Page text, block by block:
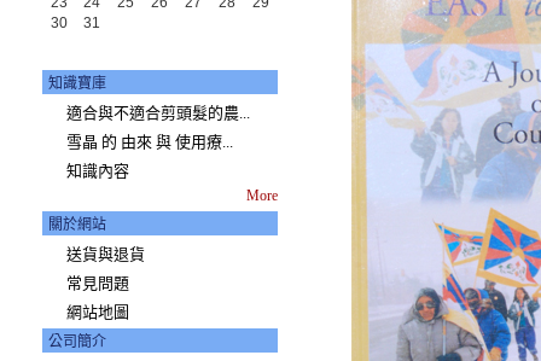
30
31
知識寶庫
適合與不適合剪頭髮的農...
雪晶 的 由來 與 使用療...
知識內容
More
關於網站
送貨與退貨
常見問題
網站地圖
公司簡介